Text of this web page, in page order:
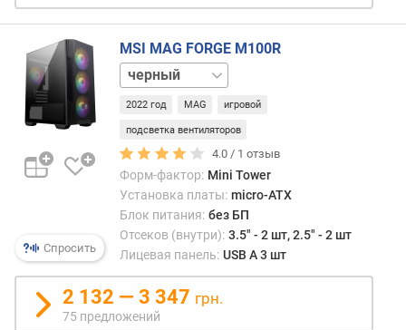
)
в
ы
о
т
и
р
и
н
Спросить
MSI MAG FORGE M100R
белый
2022 год MAG игровой
подсветка вентиляторов
4.0 / 1 отзыв
Форм-фактор: Mini Tower
Установка платы: micro-ATX
Блок питания: без БП
Отсеков (внутри): 3.5" - 2 шт, 2.5" - 2 шт
Лицевая панель: USB A 3 шт
2 132 — 3 347 грн.
75 предложений